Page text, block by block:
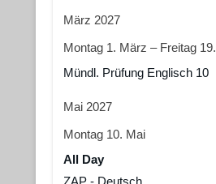
März 2027
Montag 1. März – Freitag 19.
Mündl. Prüfung Englisch 10
Mai 2027
Montag 10. Mai
All Day
ZAP - Deutsch